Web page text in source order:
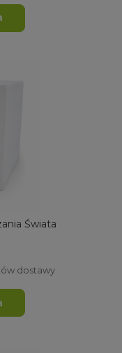
Świata
dostawy